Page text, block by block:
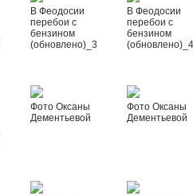
В Феодосии
перебои с
бензином
(обновлено)_3
В Феодосии
перебои с
бензином
Фото Оксаны
Дементьевой
Фото Оксаны
Дементьевой